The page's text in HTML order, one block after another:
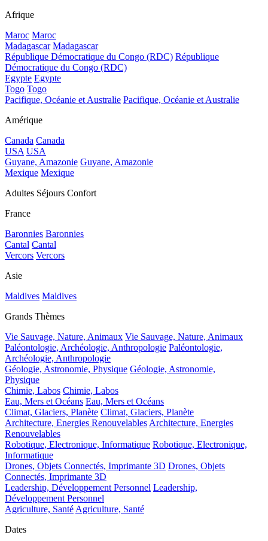
Afrique
Maroc Maroc
Madagascar Madagascar
République Démocratique du Congo (RDC) République
Démocratique du Congo (RDC)
Egypte Egypte
Togo Togo
Pacifique, Océanie et Australie Pacifique, Océanie et Australie
Amérique
Canada Canada
USA USA
Guyane, Amazonie Guyane, Amazonie
Mexique Mexique
Adultes Séjours Confort
France
Baronnies Baronnies
Cantal Cantal
Vercors Vercors
Asie
Maldives Maldives
Grands Thèmes
Vie Sauvage, Nature, Animaux Vie Sauvage, Nature, Animaux
Paléontologie, Archéologie, Anthropologie Paléontologie,
Archéologie, Anthropologie
Géologie, Astronomie, Physique Géologie, Astronomie,
Physique
Chimie, Labos Chimie, Labos
Eau, Mers et Océans Eau, Mers et Océans
Climat, Glaciers, Planète Climat, Glaciers, Planète
Architecture, Energies Renouvelables Architecture, Energies
Renouvelables
Robotique, Electronique, Informatique Robotique, Electronique,
Informatique
Drones, Objets Connectés, Imprimante 3D Drones, Objets
Connectés, Imprimante 3D
Leadership, Développement Personnel Leadership,
Développement Personnel
Agriculture, Santé Agriculture, Santé
Dates